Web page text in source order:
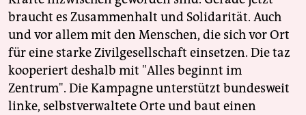
braucht es Zusammenhalt und Solidarität. Auch
und vor allem mit den Menschen, die sich vor Ort
für eine starke Zivilgesellschaft einsetzen. Die taz
kooperiert deshalb mit "Alles beginnt im
Zentrum". Die Kampagne unterstützt bundesweit
linke, selbstverwaltete Orte und baut einen